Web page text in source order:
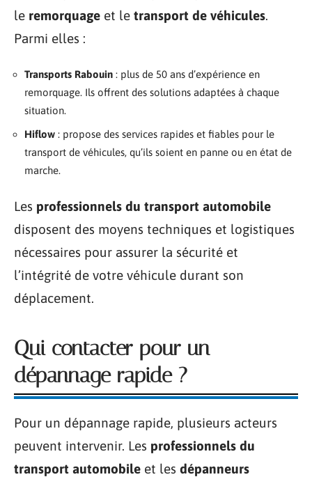
le remorquage et le transport de véhicules.
Parmi elles :
Transports Rabouin : plus de 50 ans d’expérience en
remorquage. Ils offrent des solutions adaptées à chaque
situation.
Hiflow : propose des services rapides et fiables pour le
transport de véhicules, qu’ils soient en panne ou en état de
marche.
Les professionnels du transport automobile
disposent des moyens techniques et logistiques
nécessaires pour assurer la sécurité et
l’intégrité de votre véhicule durant son
déplacement.
Qui contacter pour un
dépannage rapide ?
Pour un dépannage rapide, plusieurs acteurs
peuvent intervenir. Les professionnels du
transport automobile et les dépanneurs